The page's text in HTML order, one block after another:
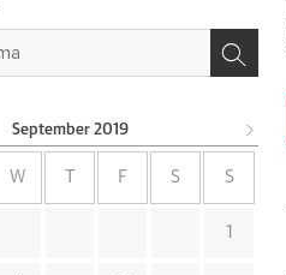
September 2019
W F S S
1